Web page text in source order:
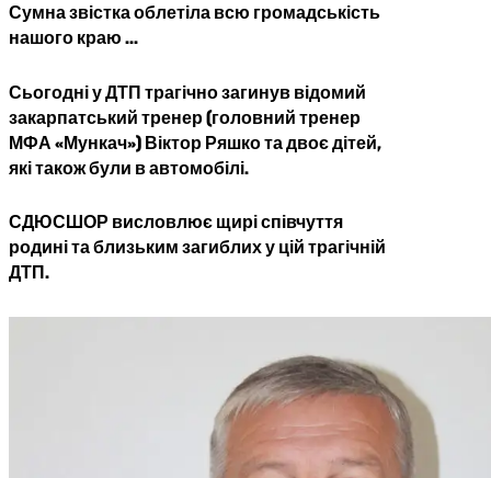
Сумна звістка облетіла всю громадськість
нашого краю …
Сьогодні у ДТП трагічно загинув відомий
закарпатський тренер (головний тренер
МФА «Мункач») Віктор Ряшко та двоє дітей,
які також були в автомобілі.
СДЮСШОР висловлює щирі співчуття
родині та близьким загиблих у цій трагічній
ДТП.